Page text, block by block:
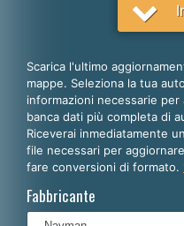
Italiano
English
Español
Deutsch
Scarica l'ultimo
mappe. Seleziona la tua
informazioni necessarie
banca dati più completa di
Riceverai inmediatamente
file necessari per
fare conversioni di formato.
Fabbricante